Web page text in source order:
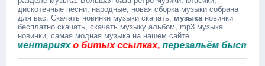
дискотечные песни, народные, новая сборка музыки собрана
для вас. Скачать новинки музыки скачать, музыкановинки
бесплатно скачать, скачать музыку альбом, mp3 музыка
новинки, самая модная музыка на нашем сайте
о битых ссылках,перезальём быстро.